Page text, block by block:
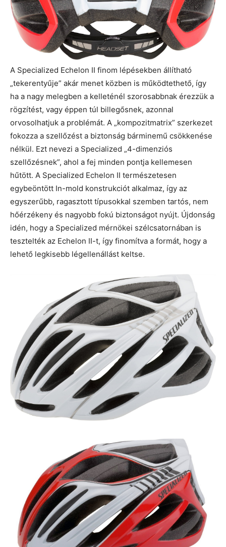
A Specialized Echelon II finom lépésekben állítható
„tekerentyűje” akár menet közben is működtethető, így
ha a nagy melegben a kelleténél szorosabbnak érezzük a
rögzítést, vagy éppen túl billegősnek, azonnal
orvosolhatjuk a problémát. A „kompozitmatrix” szerkezet
fokozza a szellőzést a biztonság bárminemű csökkenése
nélkül. Ezt nevezi a Specialized „4-dimenziós
szellőzésnek”, ahol a fej minden pontja kellemesen
hűtött. A Specialized Echelon II természetesen
egybeöntött In-mold konstrukciót alkalmaz, így az
egyszerűbb, ragasztott típusokkal szemben tartós, nem
hőérzékeny és nagyobb fokú biztonságot nyújt. Újdonság
idén, hogy a Specialized mérnökei szélcsatornában is
tesztelték az Echelon II-t, így finomítva a formát, hogy a
lehető legkisebb légellenállást keltse.